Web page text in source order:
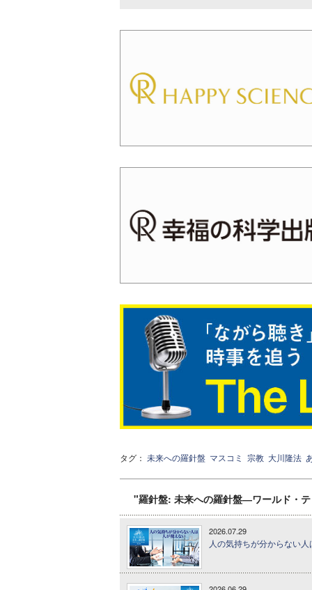
タグ： 未来への羅針盤 マスコミ 宗教 大川隆法
"羅針盤: 未来への羅針盤―ワールド・
2026.07.29
人の気持ちが分からない